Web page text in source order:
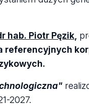
hab. Piotr Pęzik,
referencyjnych
2027.